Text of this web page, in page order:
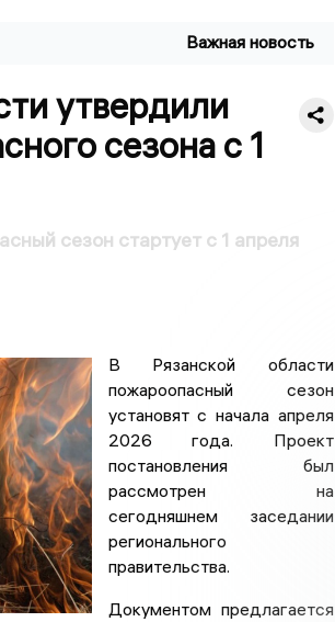
Важная новость
утвердили
сезона с 1
сезон стартует с 1 апреля
В Рязанской области
пожароопасный сезон
установят с начала апреля
2026 года. Проект
постановления был
рассмотрен на
сегодняшнем заседании
регионального
правительства.
Документом предлагается